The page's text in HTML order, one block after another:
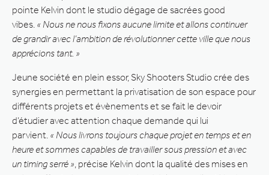
pointe Kelvin dont le studio dégage de sacrées good
vibes. « Nous ne nous fixons aucune limite et allons continuer
de grandir avec l’ambition de révolutionner cette ville que nous
apprécions tant. »
Jeune société en plein essor, Sky Shooters Studio crée des
synergies en permettant la privatisation de son espace pour
différents projets et évènements et se fait le devoir
d’étudier avec attention chaque demande qui lui
parvient. « Nous livrons toujours chaque projet en temps et en
heure et sommes capables de travailler sous pression et avec
un timing serré » , précise Kelvin dont la qualité des mises en